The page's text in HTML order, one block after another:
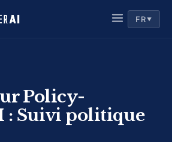
FR ▼
Policy-
: Suivi politique